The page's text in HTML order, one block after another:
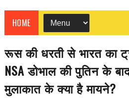
HOME
रूस की धरती से भारत का
NSA डोभाल की पुतिन के
मुलाकात के क्या है मायने?